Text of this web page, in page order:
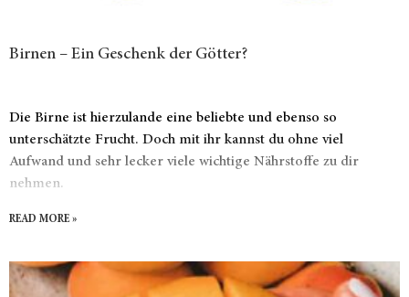
Birnen – Ein Geschenk der Götter?
Die Birne ist hierzulande eine beliebte und ebenso so
unterschätzte Frucht. Doch mit ihr kannst du ohne viel
Aufwand und sehr lecker viele wichtige Nährstoffe zu dir
nehmen.
READ MORE »